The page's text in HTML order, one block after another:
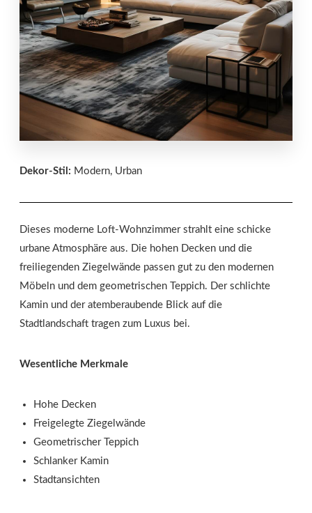
Dekor-Stil: Modern, Urban
Dieses moderne Loft-Wohnzimmer strahlt eine schicke
urbane Atmosphäre aus. Die hohen Decken und die
freiliegenden Ziegelwände passen gut zu den modernen
Möbeln und dem geometrischen Teppich. Der schlichte
Kamin und der atemberaubende Blick auf die
Stadtlandschaft tragen zum Luxus bei.
Wesentliche Merkmale
Hohe Decken
Freigelegte Ziegelwände
Geometrischer Teppich
Schlanker Kamin
Stadtansichten